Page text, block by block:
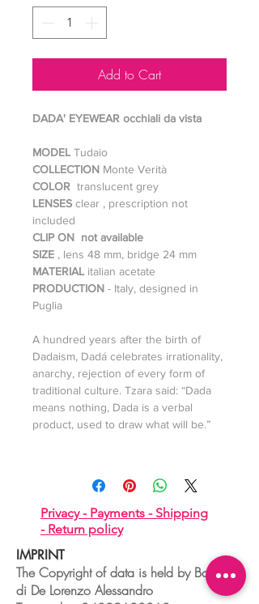
Add to Cart
DADA' EYEWEAR occhiali da vista
MODEL Tudaio
COLLECTION Monte Verità
COLOR translucent grey
LENSES clear , prescription not
included
CLIP ON not available
SIZE , lens 48 mm, bridge 24 mm
MATERIAL italian acetate
PRODUCTION - Italy, designed in
Puglia
A hundred years after the birth of
Dadaism, Dadá celebrates irrationality,
anarchy, rejection of every form of
traditional culture. Tzara said: “Dada
means nothing, Dada is a verbal
product, used to draw what will be.”
Privacy - Payments - Shipping
- Return policy
IMPRINT
The Copyright of data is held by Boudoir
di De Lorenzo Alessandro